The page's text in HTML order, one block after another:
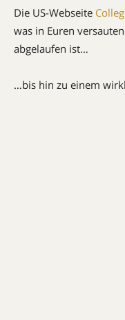
Die US-Webseite
was in Euren
abgelaufen ist…
…bis hin zu einem